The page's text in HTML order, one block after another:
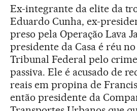
Ex-integrante da elite da
Eduardo Cunha, ex-
preso pela Operação Lava
presidente da Casa é réu
Tribunal Federal pelo
passiva. Ele é acusado de
reais em propina de
então presidente da